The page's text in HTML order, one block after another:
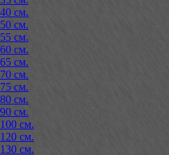
40 см.
50 см.
55 см.
60 см.
65 см.
70 см.
75 см.
80 см.
90 см.
100 см.
120 см.
130 см.